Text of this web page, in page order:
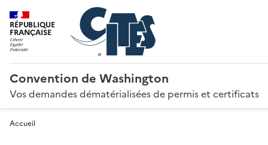
RÉPUBLIQUE
FRANÇAISE
Convention de Washington
Vos demandes dématérialisées de permis et certificats
Accueil